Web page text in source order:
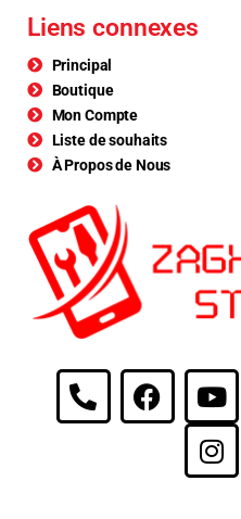
Liens connexes
Principal
Boutique
Mon Compte
Liste de souhaits
À Propos de Nous